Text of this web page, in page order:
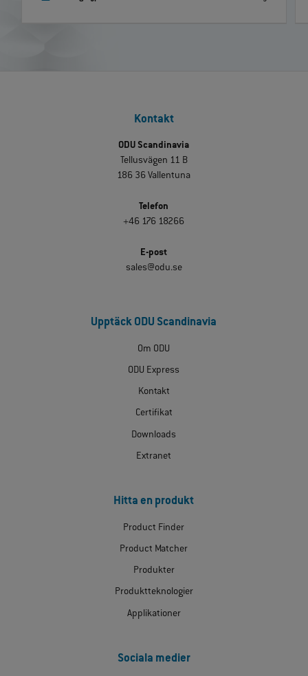
Kontakt
ODU Scandinavia
Tellusvägen 11 B
186 36 Vallentuna
Telefon
+46 176 18266
E-post
sales@odu.se
Upptäck ODU Scandinavia
Om ODU
ODU Express
Kontakt
Certifikat
Downloads
Extranet
Hitta en produkt
Product Finder
Product Matcher
Produkter
Produktteknologier
Applikationer
Sociala medier